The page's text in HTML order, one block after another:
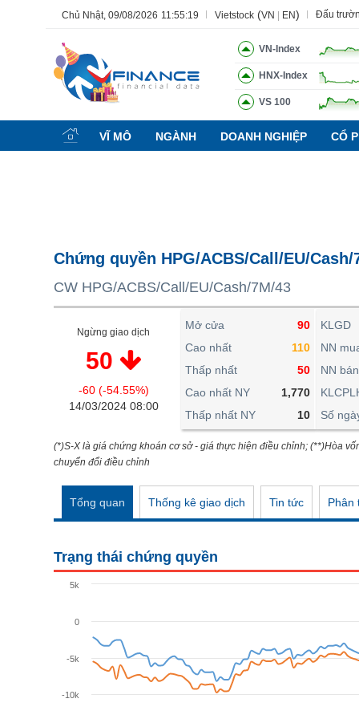
Chủ Nhật, 09/08/2026 11:55:20 Vietstock (VN EN) Đấu
VN-Index
HNX-Index
VS 100
VĨ MÔ NGÀNH DOANH NGHIỆP CỔ
Chứng quyền HPG/ACBS/Call/EU/Cash/
CW HPG/ACBS/Call/EU/Cash/7M/43
Ngừng giao dịch
50
-60 (-54.55%)
14/03/2024 08:00
Mở cửa
90
Cao nhất
110
Thấp nhất
50
Cao nhất NY
1,770
Thấp nhất NY
10
KLGD
NN
NN bán
Số
(*)S-X là giá chứng khoán cơ sở - giá thực hiện điều chỉnh; (**)Hòa
chuyển đổi điều chỉnh
Tổng quan Thống kê giao dịch Tin tức Phân
Trạng thái chứng quyền
-10k
-5k
0
5k
Tính năng Ngành Mã chứng khoán Lãnh
BẤT ĐỘNG SẢN
TÀI CHÍNH
KINH TẾ
THẾ GIỚI
ĐÔNG DƯƠNG
PHÂN TÍCH
VS-SECTOR
NGUYÊN VẬT LIỆU
TIÊU DÙNG KHÔNG THIẾT YẾU
TIÊU DÙNG THIẾT YẾU
CHĂM SÓC SỨC KHỎE